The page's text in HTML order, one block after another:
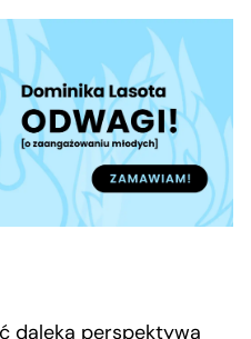
daleka perspektywa